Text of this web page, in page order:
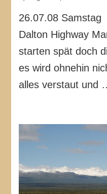
26.07.08
Dalton Highway
starten spät doch
es wird ohnehin
alles verstaut und